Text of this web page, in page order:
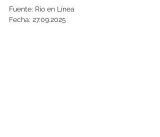
Fuente: Río en Línea
Fecha: 27.09.2025